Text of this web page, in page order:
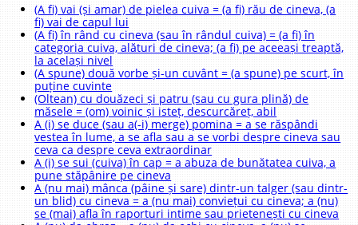
(A fi) vai (și amar) de pielea cuiva = (a fi) rău de cineva, (a
fi) vai de capul lui
(A fi) în rând cu cineva (sau în rândul cuiva) = (a fi) în
categoria cuiva, alături de cineva; (a fi) pe aceeași treaptă,
la același nivel
(A spune) două vorbe și-un cuvânt = (a spune) pe scurt, în
puține cuvinte
(Oltean) cu douăzeci și patru (sau cu gura plină) de
măsele = (om) voinic și isteț, descurcăreț, abil
A (i) se duce (sau a(-i) merge) pomina = a se răspândi
vestea în lume, a se afla sau a se vorbi despre cineva sau
ceva ca despre ceva extraordinar
A (i) se sui (cuiva) în cap = a abuza de bunătatea cuiva, a
pune stăpânire pe cineva
A (nu mai) mânca (pâine și sare) dintr-un talger (sau dintr-
un blid) cu cineva = a (nu mai) conviețui cu cineva; a (nu)
se (mai) afla în raporturi intime sau prietenești cu cineva